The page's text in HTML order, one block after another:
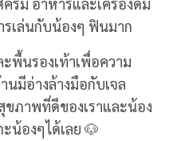
เล่นกับน้องๆ ฟินมาก
พื้นรองเท้าเพื่อความ
นมีอ่างล้างมือกับเจล
ขภาพที่ดีของเราและน้อง
น้องๆได้เลย 🐶